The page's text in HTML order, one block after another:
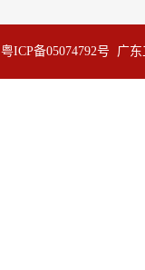
粤ICP备05074792号 广